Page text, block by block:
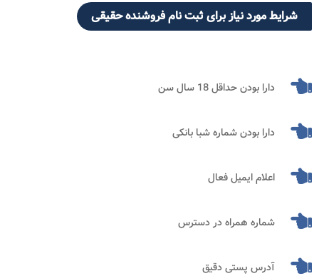
شرایط مورد نیاز برای ثبت نام فروشنده حقیقی
دارا بودن حداقل 18 سال سن
دارا بودن شماره شبا بانکی
اعلام ایمیل فعال
شماره همراه در دسترس
آدرس پستی دقیق